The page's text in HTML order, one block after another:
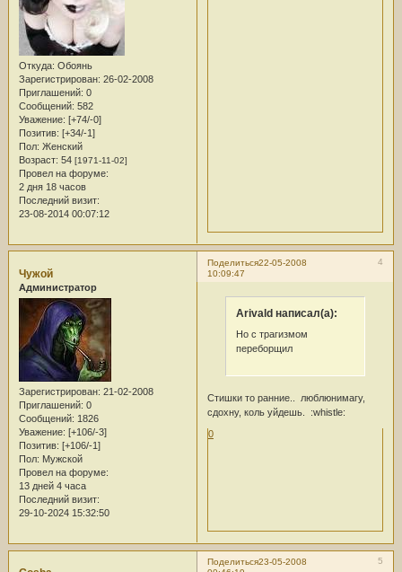
Откуда: Обоянь
Зарегистрирован: 26-02-2008
Приглашений: 0
Сообщений: 582
Уважение: [+74/-0]
Позитив: [+34/-1]
Пол: Женский
Возраст: 54 [1971-11-02]
Провел на форуме:
2 дня 18 часов
Последний визит:
23-08-2014 00:07:12
Поделиться 4
22-05-2008
10:09:47
Чужой
Администратор
Зарегистрирован: 21-02-2008
Приглашений: 0
Сообщений: 1826
Уважение: [+106/-3]
Позитив: [+106/-1]
Пол: Мужской
Провел на форуме:
13 дней 4 часа
Последний визит:
29-10-2024 15:32:50
Arivald написал(а):
Но с трагизмом
переборщил
Стишки то ранние.. люблюнимагу,
сдохну, коль уйдешь. :whistle:
0
Поделиться 5
23-05-2008